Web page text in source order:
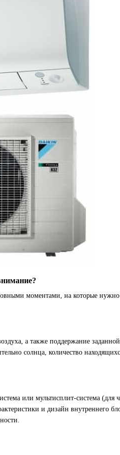
моментами, на которые
а также поддержание
солнца, количество
или мультисплит-система (для
и дизайн